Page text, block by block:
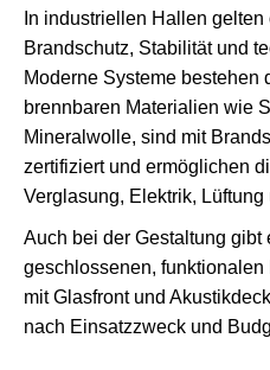
In industriellen Hallen
Brandschutz, Stabilität und
Moderne Systeme bestehen
brennbaren Materialien wie
Mineralwolle, sind mit
zertifiziert und ermöglichen
Verglasung, Elektrik, Lüftung
Auch bei der Gestaltung gibt
geschlossenen,
mit Glasfront und
nach Einsatzzweck und